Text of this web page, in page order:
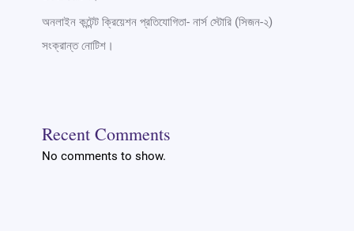
অনলাইন কন্টেন্ট ক্রিয়েশন প্রতিযোগিতা- নার্স স্টোরি (সিজন-২)
সংক্রান্ত নোটিশ।
Recent Comments
No comments to show.